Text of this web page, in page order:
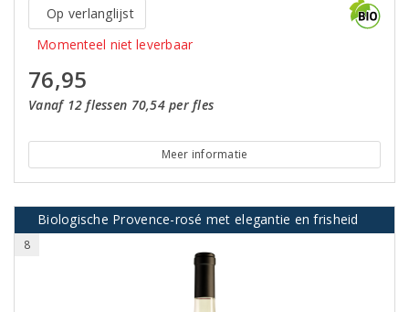
Op verlanglijst
Momenteel niet leverbaar
76,95
Vanaf 12 flessen 70,54 per fles
Meer informatie
Biologische Provence-rosé met elegantie en frisheid
8